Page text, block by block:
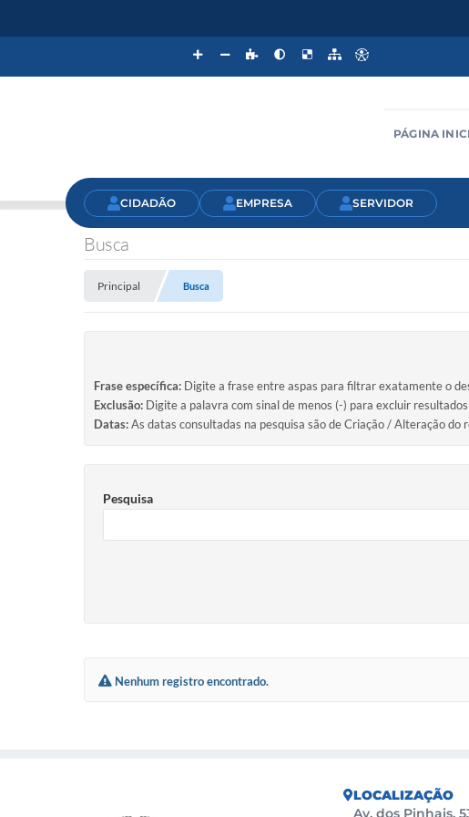
PÁGINA
CIDADÃO EMPRESA SERVIDOR
Busca
Principal Busca
Frase específica: Digite a frase entre aspas para filtrar exatamente o
Exclusão: Digite a palavra com sinal de menos (-) para excluir
Datas:As datas consultadas na pesquisa são de Criação / Alteração do
Pesquisa
Nenhum registro encontrado.
LOCALIZAÇÃO
Av. dos Pinhais,